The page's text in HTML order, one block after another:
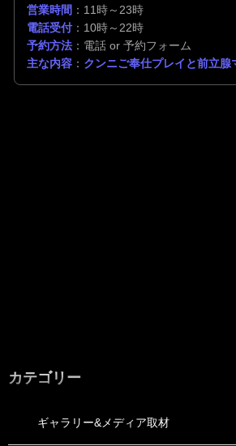
営業時間 ：11時～23時
電話受付：10時～22時
予約方法 ：電話 or 予約フォーム
主な内容 ： クンニご奉仕プレイと前立腺
カテゴリー
ギャラリー&メディア取材